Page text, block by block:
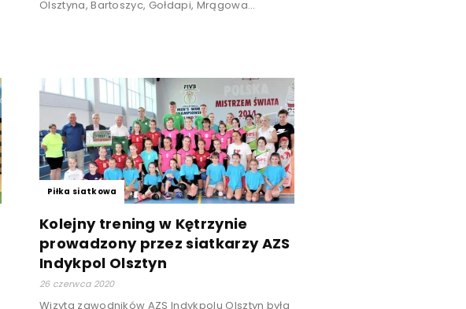
Olsztyna, Bartoszyc, Gołdapi, Mrągowa...
Piłka siatkowa
Kolejny trening w Kętrzynie
prowadzony przez siatkarzy AZS
Indykpol Olsztyn
26 czerwca 2020
Wizyta zawodników AZS Indykpolu Olsztyn była